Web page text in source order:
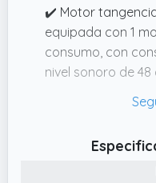
✔️ Motor
equipada con 1
consumo, con
nivel sonoro de 48
✔️ 2 niveles de
✔️ Control